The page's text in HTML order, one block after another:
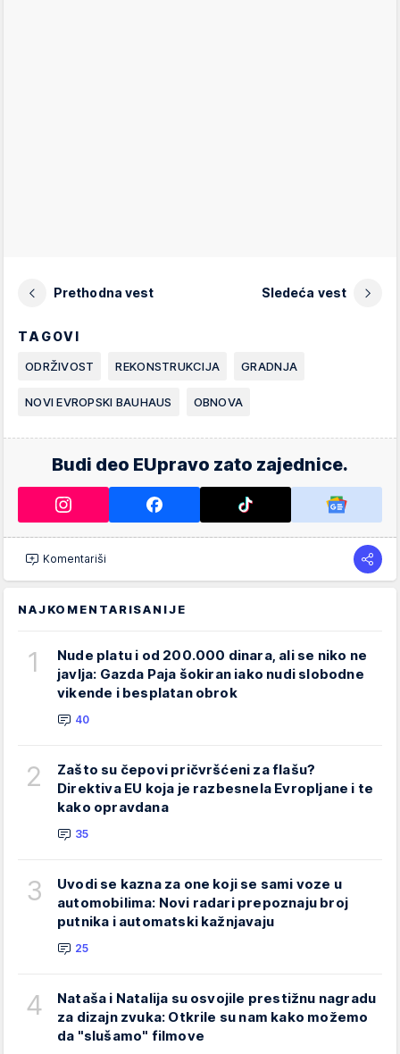
Prethodna vest Sledeća vest
TAGOVI
ODRŽIVOST REKONSTRUKCIJA GRADNJA
NOVI EVROPSKI BAUHAUS OBNOVA
Budi deo EUpravo zato zajednice.
Komentariši
NAJKOMENTARISANIJE
1
Nude platu i od 200.000 dinara, ali se niko ne
javlja: Gazda Paja šokiran iako nudi slobodne
vikende i besplatan obrok
40
2
Zašto su čepovi pričvršćeni za flašu?
Direktiva EU koja je razbesnela Evropljane i te
kako opravdana
35
3
Uvodi se kazna za one koji se sami voze u
automobilima: Novi radari prepoznaju broj
putnika i automatski kažnjavaju
25
4
Nataša i Natalija su osvojile prestižnu nagradu
za dizajn zvuka: Otkrile su nam kako možemo
da "slušamo" filmove